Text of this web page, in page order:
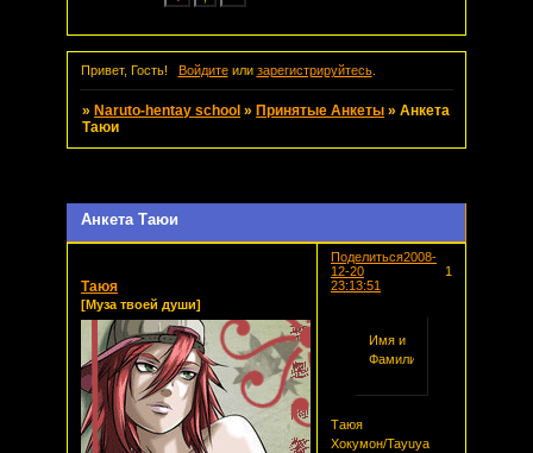
Привет, Гость! Войдитеили зарегистрируйтесь.
» Naruto-hentay school » Принятые Анкеты »Анкета
Таюи
Анкета Таюи
Поделиться
1
2008-
12-20
23:13:51
Таюя
[Муза твоей души]
Имя и
Фамилия
Таюя
Хокумон/Tayuya